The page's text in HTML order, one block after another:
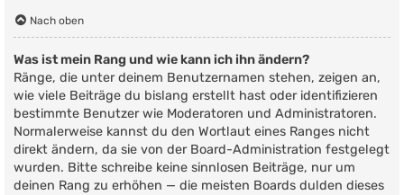
Nach oben
Was ist mein Rang und wie kann ich ihn ändern?
Ränge, die unter deinem Benutzernamen stehen, zeigen an,
wie viele Beiträge du bislang erstellt hast oder identifizieren
bestimmte Benutzer wie Moderatoren und Administratoren.
Normalerweise kannst du den Wortlaut eines Ranges nicht
direkt ändern, da sie von der Board-Administration festgelegt
wurden. Bitte schreibe keine sinnlosen Beiträge, nur um
deinen Rang zu erhöhen — die meisten Boards dulden dieses